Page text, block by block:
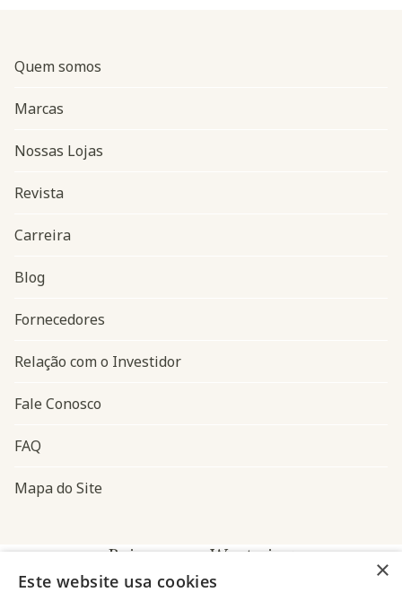
Navegação do rodapé
Quem somos
Marcas
Nossas Lojas
Revista
Carreira
Blog
Fornecedores
Relação com o Investidor
Fale Conosco
FAQ
Mapa do Site
Baixe o app Westwing
×
Este website usa cookies